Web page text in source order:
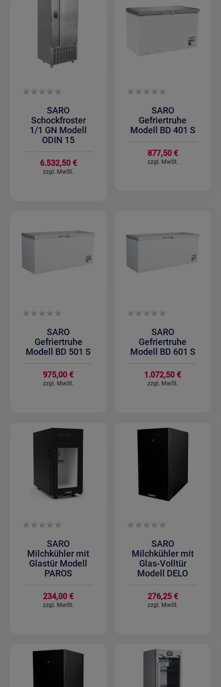
SARO
Schockfroster
1/1 GN Modell
ODIN 15
6.532,50 €
SARO
Gefriertruhe
Modell BD 401 S
877,50 €
SARO
Gefriertruhe
Modell BD 501 S
975,00 €
SARO
Gefriertruhe
Modell BD 601 S
1.072,50 €
SARO
Milchkühler mit
Glastür Modell
PAROS
234,00 €
SARO
Milchkühler mit
Glas-Volltür
Modell DELO
276,25 €